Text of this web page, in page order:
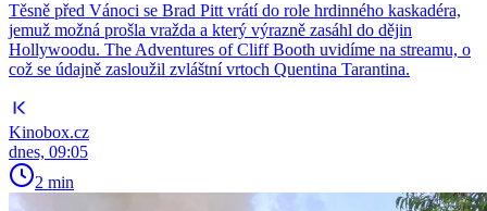
Těsně před Vánoci se Brad Pitt vrátí do role hrdinného kaskadéra,
jemuž možná prošla vražda a který výrazně zasáhl do dějin
Hollywoodu. The Adventures of Cliff Booth uvidíme na streamu, o
což se údajně zasloužil zvláštní vrtoch Quentina Tarantina.
Kinobox.cz
dnes, 09:05
2 min